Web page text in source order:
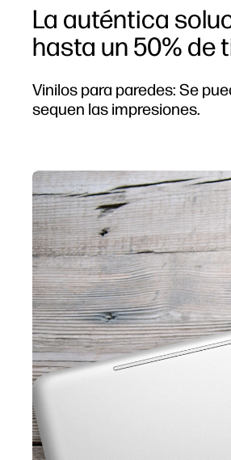
La auténtica
hasta un 50% de
Vinilos para paredes: Se
sequen las impresiones.